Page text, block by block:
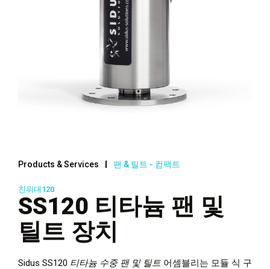
Products & Services 팬 & 틸트 - 컴팩트
친위대120
SS120 티타늄 팬 및
틸트 장치
Sidus SS120 티타늄 수중 팬 및 틸트 어셈블리는 모듈 식 구